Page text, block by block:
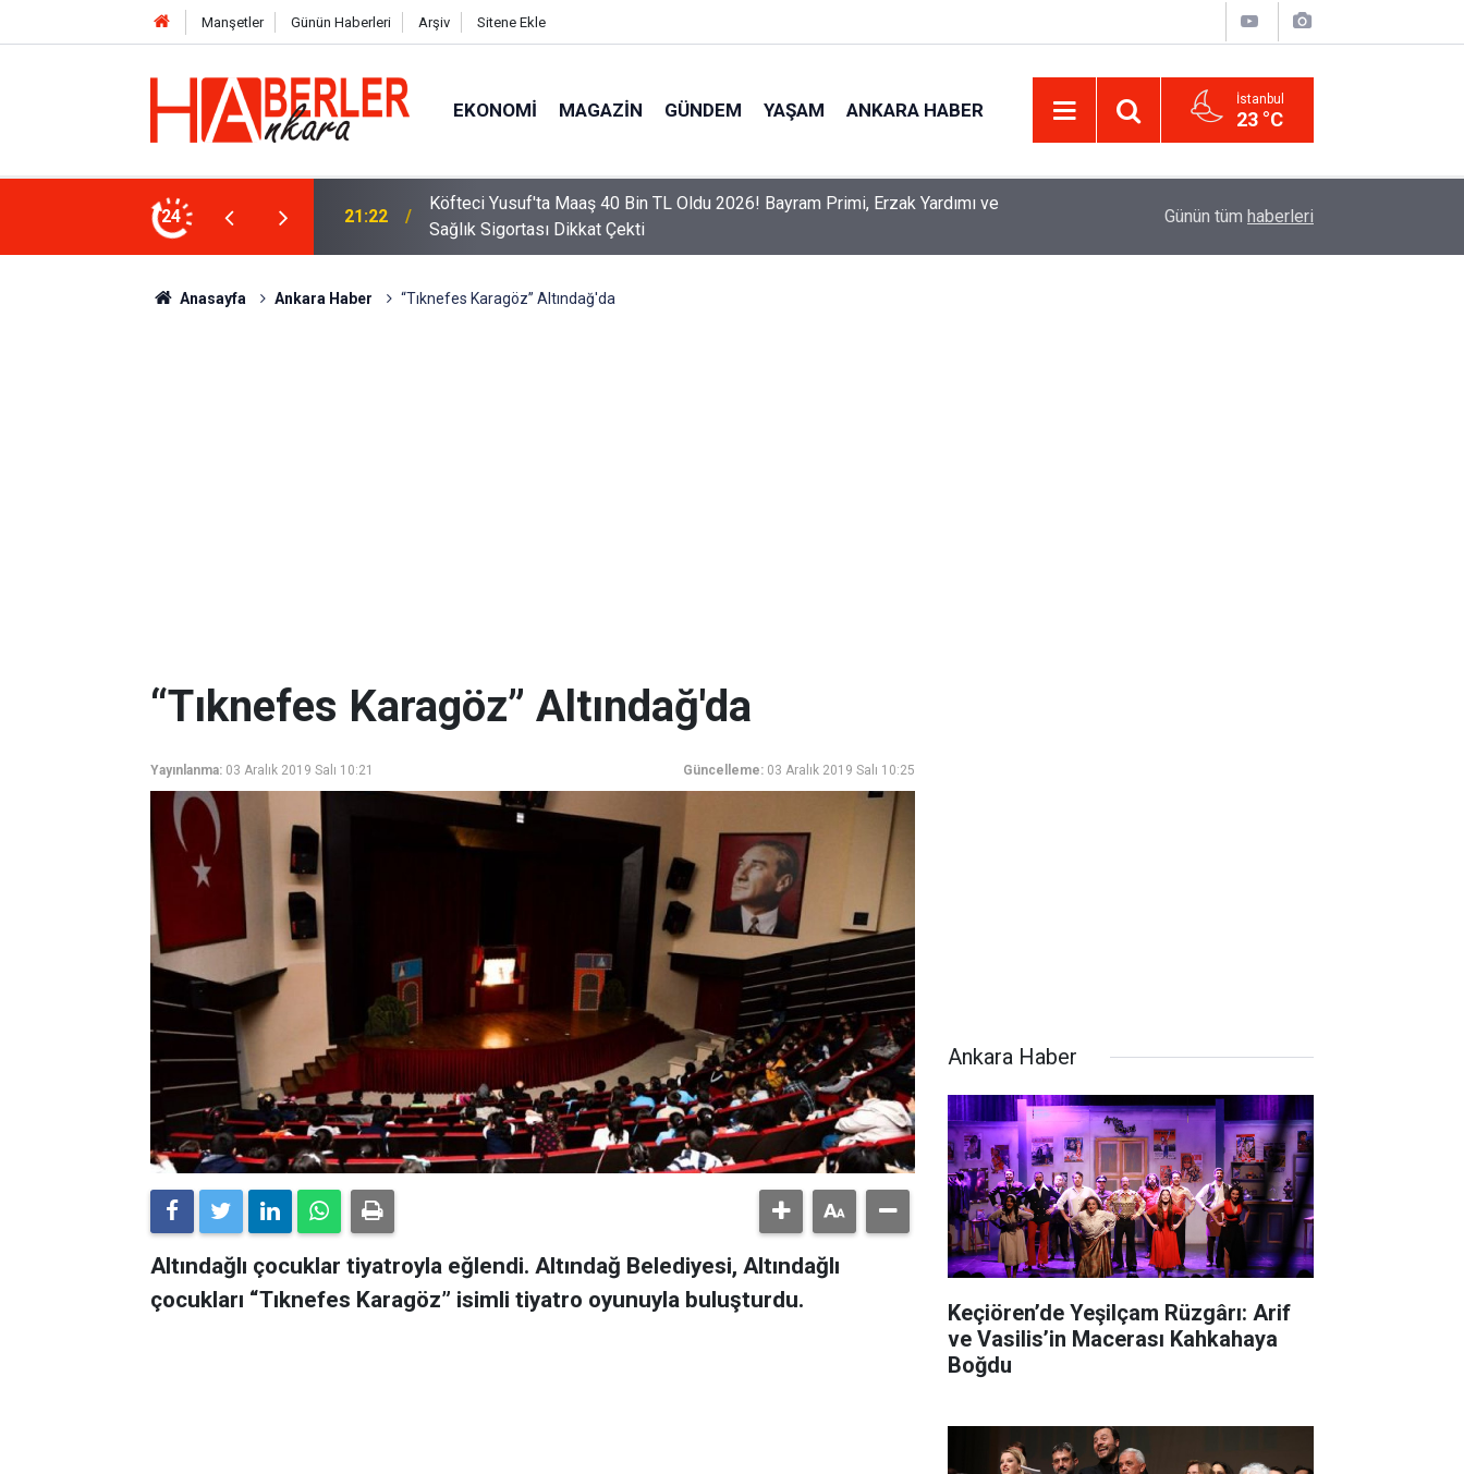
Manşetler Günün Haberleri Arşiv Sitene Ekle
EKONOMI MAGAZIN GÜNDEM YAŞAM ANKARA HABER İstanbul
23 °C
24
2026! Bayram Primi, Erzak Yardımı ve
12:33 Sürücüler Dikkat! Yeni Dönemde 3 İhlal Ehliyet İptaline Neden Olacak
Uzadı, Ödeme Kuralları Değişti
Günün tüm haberleri
Anasayfa Ankara Haber “Tıknefes Karagöz” Altındağ'da
“Tıknefes Karagöz” Altındağ'da
Yayınlanma: 03 Aralık 2019 Salı 10:21 Güncelleme: 03 Aralık 2019 Salı 10:25
Altındağlı çocuklar tiyatroyla eğlendi. Altındağ Belediyesi, Altındağlı
çocukları “Tıknefes Karagöz” isimli tiyatro oyunuyla buluşturdu.
Ankara Haber
Keçiören’de Yeşilçam Rüzgârı: Arif
ve Vasilis’in Macerası Kahkahaya
Boğdu